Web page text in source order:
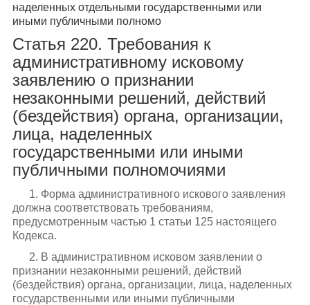
наделенных отдельными государственными или
иными публичными полномо
Статья 220. Требования к
административному исковому
заявлению о признании
незаконными решений, действий
(бездействия) органа, организации,
лица, наделенных
государственными или иными
публичными полномочиями
1. Форма административного искового заявления
должна соответствовать требованиям,
предусмотренным частью 1 статьи 125 настоящего
Кодекса.
2. В административном исковом заявлении о
признании незаконными решений, действий
(бездействия) органа, организации, лица, наделенных
государственными или иными публичными